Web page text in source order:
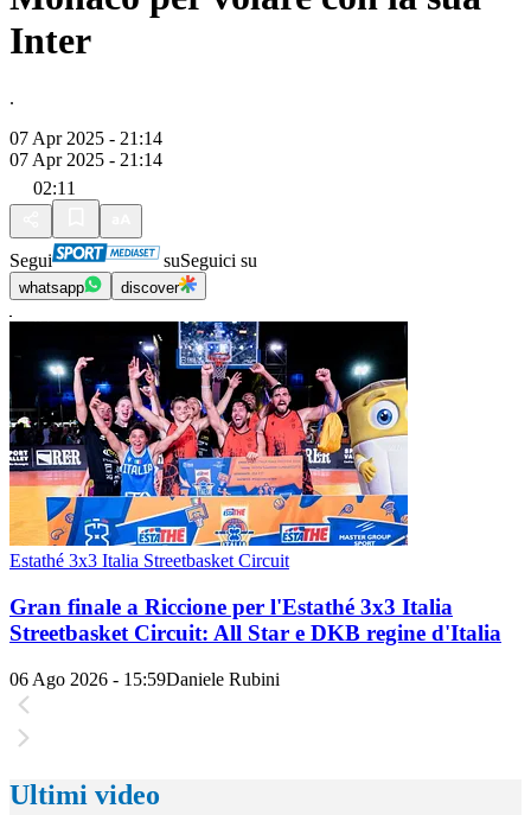
Inter
.
07 Apr 2025 - 21:14
07 Apr 2025 - 21:14
02:11
Segui suSeguici su
whatsapp discover
Estathé 3x3 Italia Streetbasket Circuit
Gran finale a Riccione per l'Estathé 3x3 Italia
Streetbasket Circuit: All Star e DKB regine d'Italia
06 Ago 2026 - 15:59Daniele Rubini
Ultimi video